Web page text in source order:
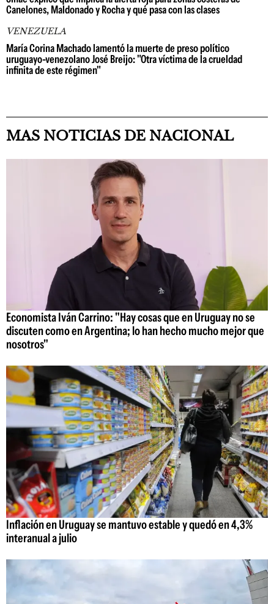
Canelones, Maldonado y Rocha y qué pasa con las clases
VENEZUELA
María Corina Machado lamentó la muerte de preso político
uruguayo-venezolano José Breijo: "Otra víctima de la crueldad
infinita de este régimen"
MAS NOTICIAS DE NACIONAL
Economista Iván Carrino: "Hay cosas que en Uruguay no se
discuten como en Argentina; lo han hecho mucho mejor que
nosotros"
Inflación en Uruguay se mantuvo estable y quedó en 4,3%
interanual a julio